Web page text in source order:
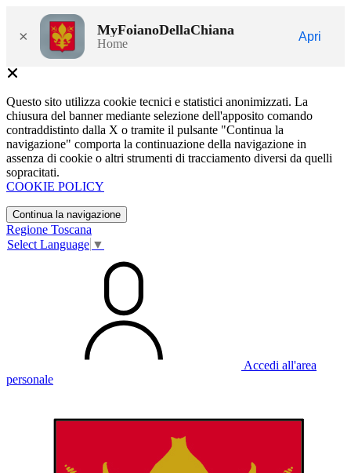
× MyFoianoDellaChiana
Home
Apri
Questo sito utilizza cookie tecnici e statistici anonimizzati. La
chiusura del banner mediante selezione dell'apposito comando
contraddistinto dalla X o tramite il pulsante "Continua la
navigazione" comporta la continuazione della navigazione in
assenza di cookie o altri strumenti di tracciamento diversi da quelli
sopracitati.
COOKIE POLICY
Continua la navigazione
Regione Toscana
Select Language ▼
Accedi all'area
personale